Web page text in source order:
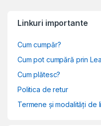
Linkuri importante
Cum cumpăr?
Cum pot cumpără prin
Cum plătesc?
Politica de retur
Termene și modalități de